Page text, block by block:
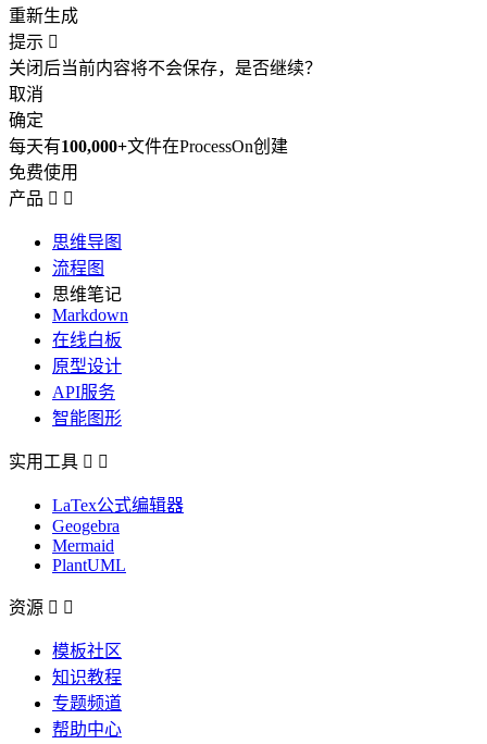
重新生成
提示 
关闭后当前内容将不会保存，是否继续？
取消
确定
每天有100,000+文件在ProcessOn创建
免费使用
产品  
思维导图
流程图
思维笔记
Markdown
在线白板
原型设计
API服务
智能图形
实用工具  
LaTex公式编辑器
Geogebra
Mermaid
PlantUML
资源  
模板社区
知识教程
专题频道
帮助中心